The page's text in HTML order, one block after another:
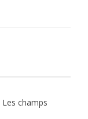
Les champs